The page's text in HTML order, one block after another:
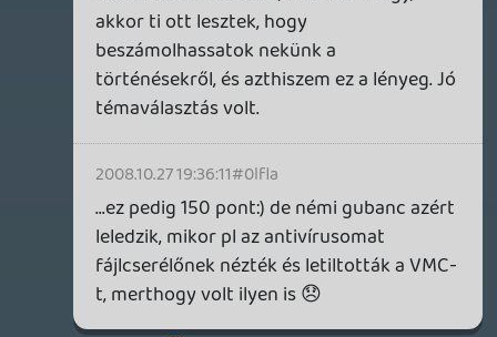
arsenal 2008.10.26 18:19:47
arsenal 2008.10.26 18:19:47 #0lfl4
"1. Nyugaton is megy a warez, nem is kicsit.
Van, de nulla a kelet-európai helyzethez
Gaben 2008.10.26 13:15:51
Gaben 2008.10.26 13:19:05 #0lfl3
A háborgás oka inkább elvi, mintsem
gyakorlati.